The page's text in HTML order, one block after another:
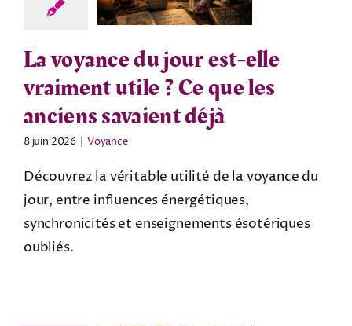
La voyance du jour est-elle
vraiment utile ? Ce que les
anciens savaient déjà
8 juin 2026 | Voyance
Découvrez la véritable utilité de la voyance du
jour, entre influences énergétiques,
synchronicités et enseignements ésotériques
oubliés.